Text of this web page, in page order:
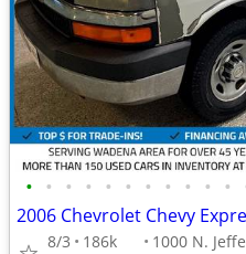
• • • • • • • • • • •
2006 Chevrolet Chevy
8/3
186k